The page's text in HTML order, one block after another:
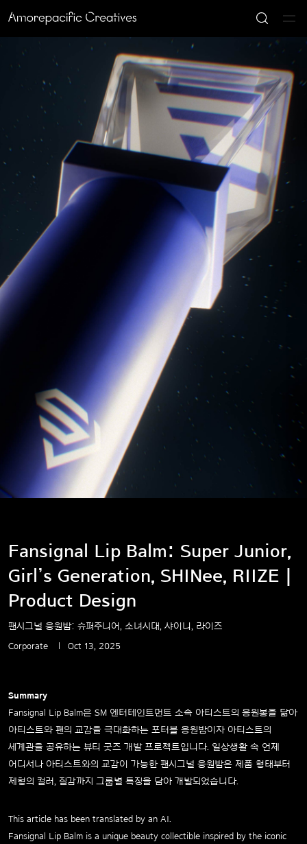
Fansignal Lip Balm: Super Junior,
Girl’s Generation, SHINee, RIIZE |
Product Design
팬시그널 응원밤: 슈퍼주니어, 소녀시대, 샤이니, 라이즈
Corporate Oct 13, 2025
Summary
Fansignal Lip Balm은 SM 엔터테인트먼트 소속 아티스트의 응원봉을 닮아
아티스트와 팬의 교감을 극대화하는 포터블 응원밤이자 아티스트의
세계관을 공유하는 뷰티 굿즈 개발 프로젝트입니다. 일상생활 속 언제
어디서나 아티스트와의 교감이 가능한 팬시그널 응원밤은 제품 형태부터
제형의 컬러, 질감까지 그룹별 특징을 담아 개발되었습니다.
This article has been translated by an AI.
Fansignal Lip Balm is a unique beauty collectible inspired by the iconic